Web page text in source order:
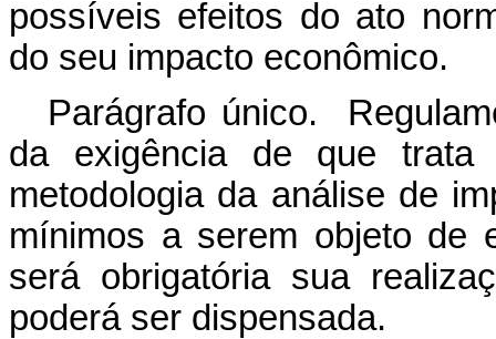
possíveis efeitos do ato
do seu impacto econômico.
Parágrafo único.
da exigência de que
metodologia da análise de
mínimos a serem objeto de
será obrigatória sua
poderá ser dispensada.